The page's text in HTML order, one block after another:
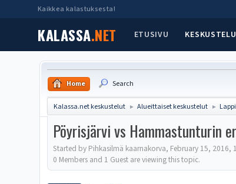
Kaikkea kalastuksesta!
KALASSA.NET ETUSIVU
Home Search
Kalassa.net keskustelut ► Alueittaiset keskustelut ► Lappi
Pöyrisjärvi vs Hammastunturin
Started by Pihkasilmä kaarnakorva, February 15, 2016,
0 Members and 1 Guest are viewing this topic.